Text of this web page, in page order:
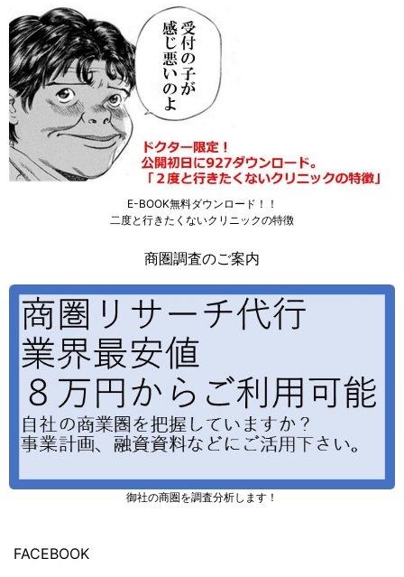
E-BOOK無料ダウンロード！！
二度と行きたくないクリニックの特徴
商圏調査のご案内
御社の商圏を調査分析します！
FACEBOOK